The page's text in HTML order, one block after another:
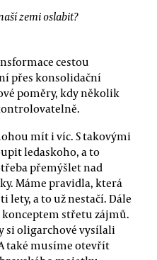
zemi oslabit?
cestou
přes konsolidační
poměry, kdy několik
mít i víc. S takovými
ledaskoho, a to
přemýšlet nad
Máme pravidla, která
lety, a to už nestačí. Dále
střetu zájmů.
si oligarchové vysílali
také musíme otevřít